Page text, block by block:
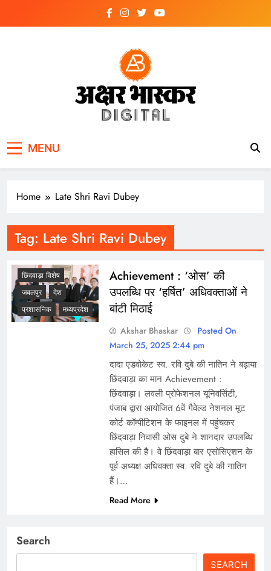
MENU
Home Late Shri Ravi Dubey
Tag: Late Shri Ravi Dubey
छिंदवाड़ा विशेष
जबलपुर
देश
प्रशासनिक
मध्यप्रदेश
Achievement : ‘ओस’ की
उपलब्धि पर ‘हर्षित’ अधिवक्ताओं ने
बांटी मिठाई
Akshar Bhaskar
Posted On
March 25, 2025 2:44 pm
दादा एडवोकेट स्व. रवि दुबे की नातिन ने बढ़ाया
छिंदवाड़ा का मान Achievement :
छिंदवाड़ा। लवली प्रोफेशनल यूनिवर्सिटी,
पंजाब द्वारा आयोजित 6वें गैवेल्ड नेशनल मूट
कोर्ट कॉम्पीटिशन के फाइनल में पहुंचकर
छिंदवाड़ा निवासी ओस दुबे ने शानदार उपलब्धि
हासिल की है। वे छिंदवाड़ा बार एसोसिएशन के
पूर्व अध्यक्ष अधिवक्ता स्व. रवि दुबे की नातिन
हैं।…
Read More
Search
SEARCH